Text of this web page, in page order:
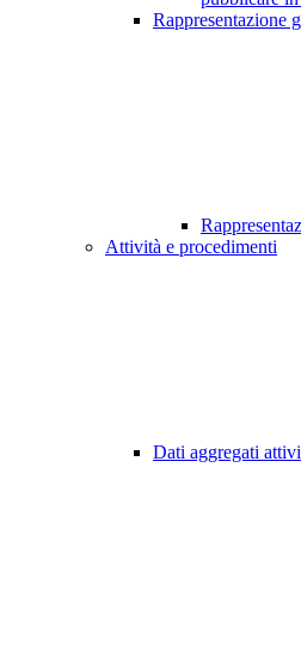
Rappresentazione
Attività e procedimenti
Dati aggregati